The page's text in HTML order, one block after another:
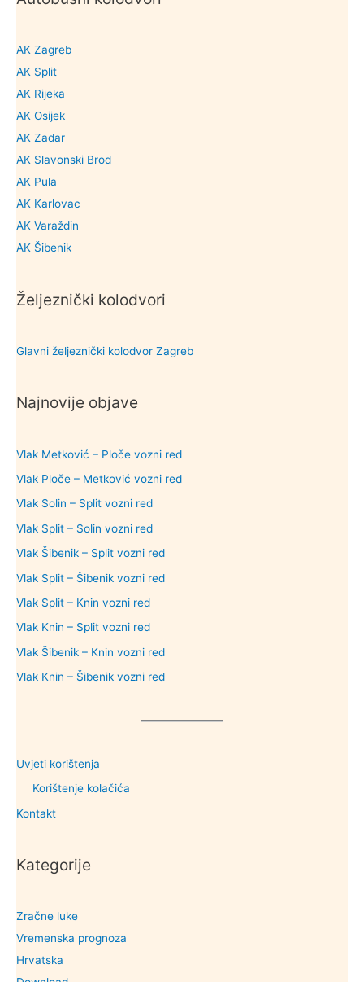
AK Zagreb
AK Split
AK Rijeka
AK Osijek
AK Zadar
AK Slavonski Brod
AK Pula
AK Karlovac
AK Varaždin
AK Šibenik
Željeznički kolodvori
Glavni željeznički kolodvor Zagreb
Najnovije objave
Vlak Metković – Ploče vozni red
Vlak Ploče – Metković vozni red
Vlak Solin – Split vozni red
Vlak Split – Solin vozni red
Vlak Šibenik – Split vozni red
Vlak Split – Šibenik vozni red
Vlak Split – Knin vozni red
Vlak Knin – Split vozni red
Vlak Šibenik – Knin vozni red
Vlak Knin – Šibenik vozni red
Uvjeti korištenja
Korištenje kolačića
Kontakt
Kategorije
Zračne luke
Vremenska prognoza
Hrvatska